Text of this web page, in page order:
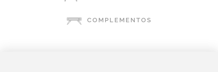
COMPLEMENTOS